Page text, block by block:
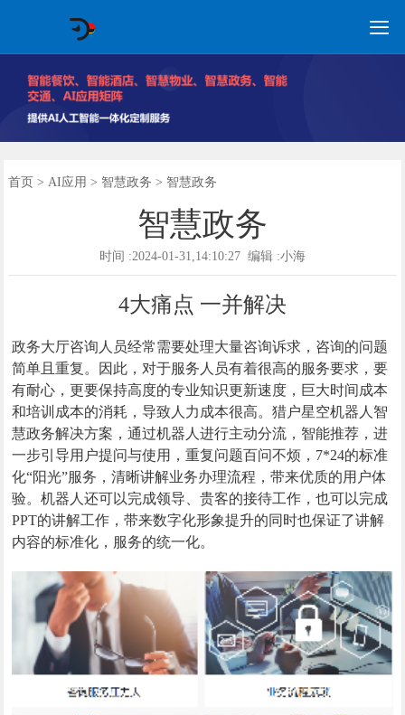

首页
GEO常见问题
GEO优化
海外GEO
网络营销
企业培训
软件开发
政策申报
资讯中心
关于我们
首页 > AI应用 > 智慧政务 > 智慧政务
智慧政务
时间 :2024-01-31,14:10:27 编辑 :小海
4大痛点 一并解决
政务大厅咨询人员经常需要处理大量咨询诉求，咨询的问题
简单且重复。因此，对于服务人员有着很高的服务要求，要
有耐心，更要保持高度的专业知识更新速度，巨大时间成本
和培训成本的消耗，导致人力成本很高。猎户星空机器人智
慧政务解决方案，通过机器人进行主动分流，智能推荐，进
一步引导用户提问与使用，重复问题百问不烦，7*24的标准
化“阳光”服务，清晰讲解业务办理流程，带来优质的用户体
验。机器人还可以完成领导、贵客的接待工作，也可以完成
PPT的讲解工作，带来数字化形象提升的同时也保证了讲解
内容的标准化，服务的统一化。